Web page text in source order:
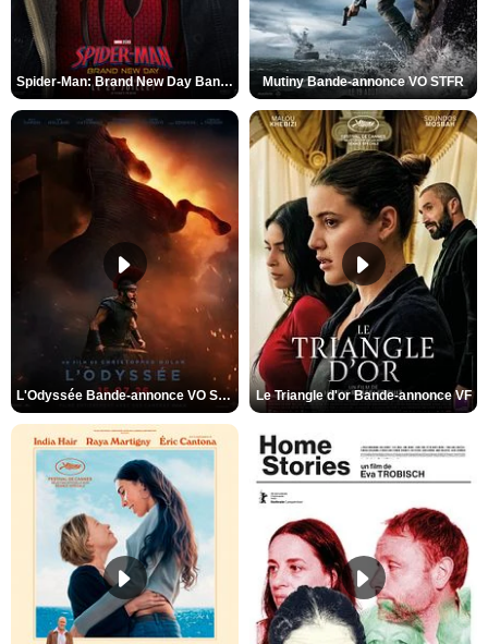
Spider-Man: Brand New Day Bande-annonce VO STFR Mutiny Bande-annonce VO STFR
L'Odyssée Bande-annonce VO STFR Le Triangle d'or Bande-annonce VF